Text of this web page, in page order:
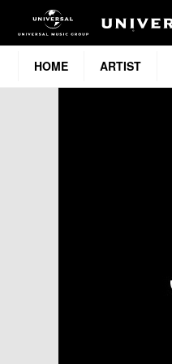
HOME ARTIST